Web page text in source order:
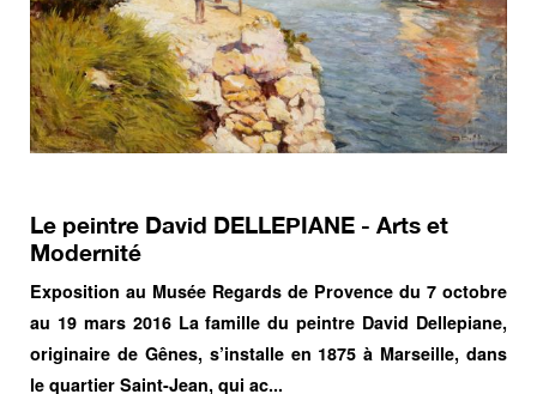
Le peintre David DELLEPIANE - Arts et
Modernité
Exposition au Musée Regards de Provence du 7 octobre
au 19 mars 2016 La famille du peintre David Dellepiane,
originaire de Gênes, s’installe en 1875 à Marseille, dans
le quartier Saint-Jean, qui ac...